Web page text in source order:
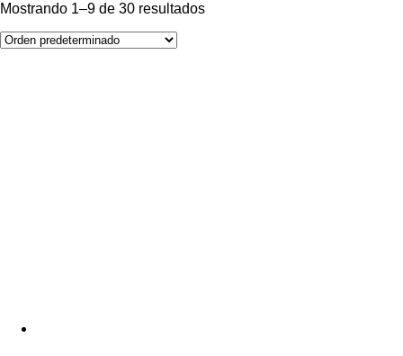
Mostrando 1–9 de 30 resultados